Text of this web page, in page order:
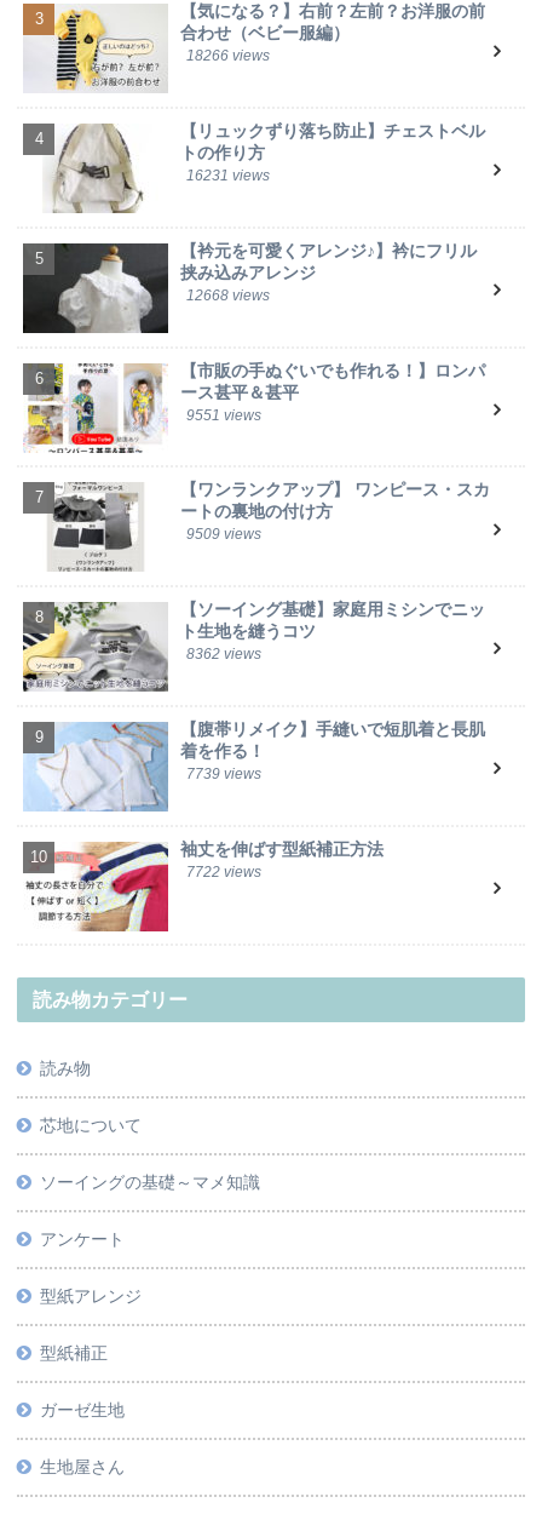
【気になる？】右前？左前？お洋服の前
合わせ（ベビー服編）
18266 views
【リュックずり落ち防止】チェストベル
トの作り方
16231 views
【衿元を可愛くアレンジ♪】衿にフリル
挟み込みアレンジ
12668 views
【市販の手ぬぐいでも作れる！】ロンパ
ース甚平＆甚平
9551 views
【ワンランクアップ】 ワンピース・スカ
ートの裏地の付け方
9509 views
【ソーイング基礎】家庭用ミシンでニッ
ト生地を縫うコツ
8362 views
【腹帯リメイク】手縫いで短肌着と長肌
着を作る！
7739 views
袖丈を伸ばす型紙補正方法
7722 views
読み物カテゴリー
読み物
芯地について
ソーイングの基礎～マメ知識
アンケート
型紙アレンジ
型紙補正
ガーゼ生地
生地屋さん